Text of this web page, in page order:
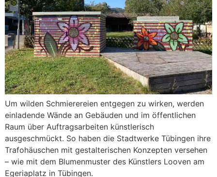
Um wilden Schmierereien entgegen zu wirken, werden
einladende Wände an Gebäuden und im öffentlichen
Raum über Auftragsarbeiten künstlerisch
ausgeschmückt. So haben die Stadtwerke Tübingen ihre
Trafohäuschen mit gestalterischen Konzepten versehen
– wie mit dem Blumenmuster des Künstlers Looven am
Egeriaplatz in Tübingen.